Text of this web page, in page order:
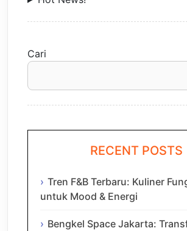
Cari
RECENT POSTS
Tren F&B Terbaru: Kuliner
untuk Mood & Energi
Bengkel Space Jakarta: